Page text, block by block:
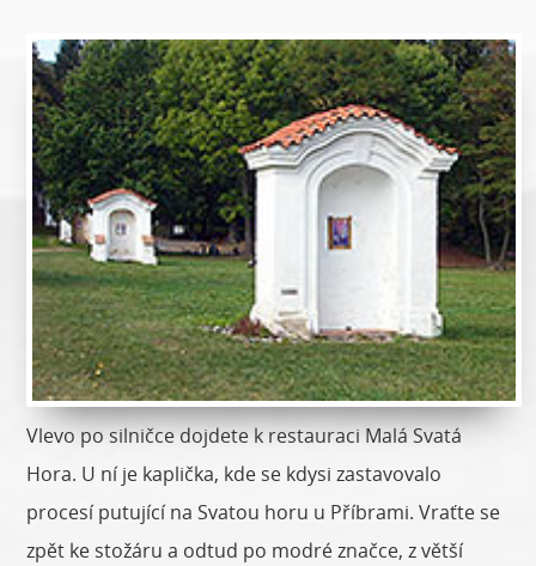
Vlevo po silničce dojdete k restauraci Malá Svatá
Hora. U ní je kaplička, kde se kdysi zastavovalo
procesí putující na Svatou horu u Příbrami. Vraťte se
zpět ke stožáru a odtud po modré značce, z větší